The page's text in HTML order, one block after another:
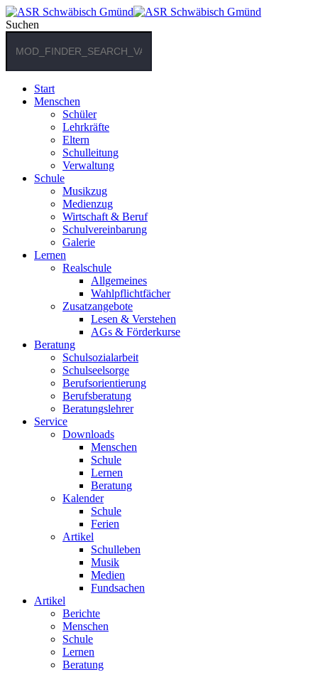
Suchen
Start
Menschen
Schüler
Lehrkräfte
Eltern
Schulleitung
Verwaltung
Schule
Musikzug
Medienzug
Wirtschaft & Beruf
Schulvereinbarung
Galerie
Lernen
Realschule
Allgemeines
Wahlpflichtfächer
Zusatzangebote
Lesen & Verstehen
AGs & Förderkurse
Beratung
Schulsozialarbeit
Schulseelsorge
Berufsorientierung
Berufsberatung
Beratungslehrer
Service
Downloads
Menschen
Schule
Lernen
Beratung
Kalender
Schule
Ferien
Artikel
Schulleben
Musik
Medien
Fundsachen
Artikel
Berichte
Menschen
Schule
Lernen
Beratung